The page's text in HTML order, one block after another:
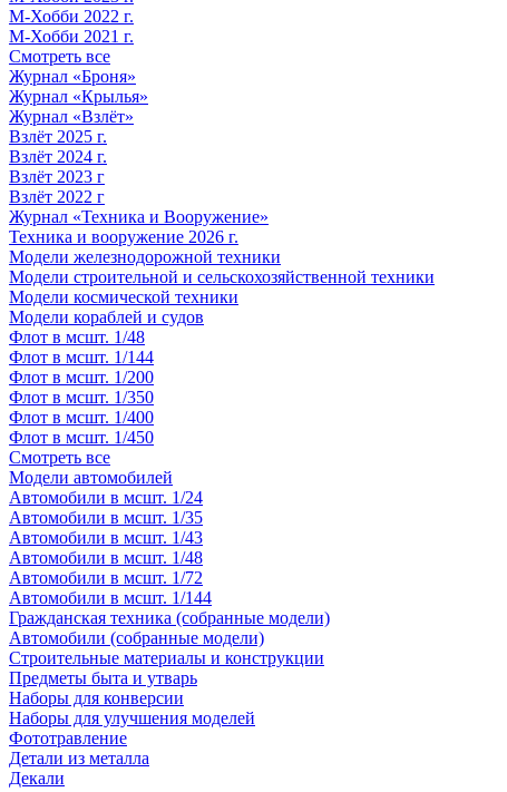
М-Хобби 2022 г.
М-Хобби 2021 г.
Смотреть все
Журнал «Броня»
Журнал «Крылья»
Журнал «Взлёт»
Взлёт 2025 г.
Взлёт 2024 г.
Взлёт 2023 г
Взлёт 2022 г
Журнал «Техника и Вооружение»
Техника и вооружение 2026 г.
Модели железнодорожной техники
Модели строительной и сельскохозяйственной техники
Модели космической техники
Модели кораблей и судов
Флот в мсшт. 1/48
Флот в мсшт. 1/144
Флот в мсшт. 1/200
Флот в мсшт. 1/350
Флот в мсшт. 1/400
Флот в мсшт. 1/450
Смотреть все
Модели автомобилей
Автомобили в мсшт. 1/24
Автомобили в мсшт. 1/35
Автомобили в мсшт. 1/43
Автомобили в мсшт. 1/48
Автомобили в мсшт. 1/72
Автомобили в мсшт. 1/144
Гражданская техника (собранные модели)
Автомобили (собранные модели)
Строительные материалы и конструкции
Предметы быта и утварь
Наборы для конверсии
Наборы для улучшения моделей
Фототравление
Детали из металла
Декали